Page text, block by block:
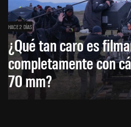
HACE 2 DÍAS
¿Qué tan caro es
completamente con
70 mm?